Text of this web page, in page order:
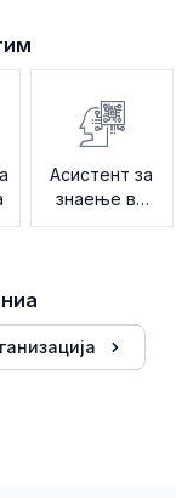
Асистент за
знаење во
Човечки